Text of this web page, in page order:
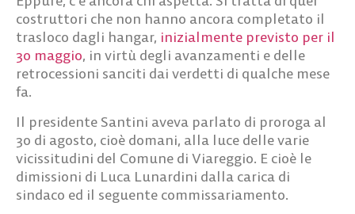
costruttori che non hanno ancora completato il
trasloco dagli hangar, inizialmente previsto per il
30 maggio, in virtù degli avanzamenti e delle
retrocessioni sanciti dai verdetti di qualche mese
fa.
Il presidente Santini aveva parlato di proroga al
30 di agosto, cioè domani, alla luce delle varie
vicissitudini del Comune di Viareggio. E cioè le
dimissioni di Luca Lunardini dalla carica di
sindaco ed il seguente commissariamento.